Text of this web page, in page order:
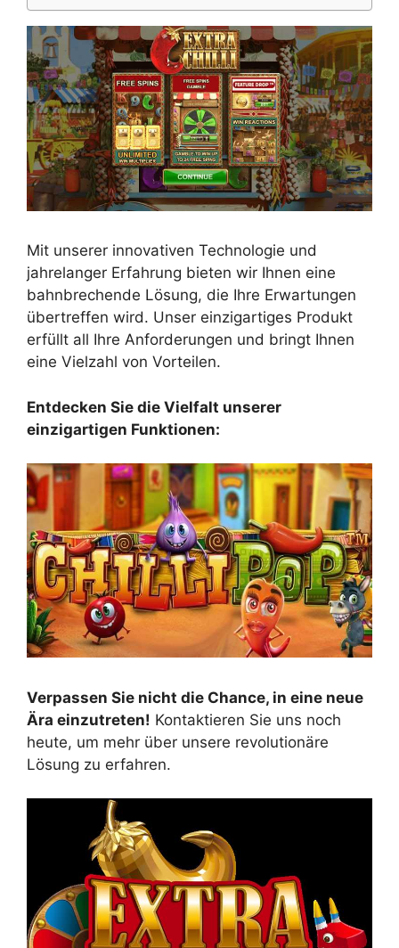
Mit unserer innovativen Technologie und
jahrelanger Erfahrung bieten wir Ihnen eine
bahnbrechende Lösung, die Ihre Erwartungen
übertreffen wird. Unser einzigartiges Produkt
erfüllt all Ihre Anforderungen und bringt Ihnen
eine Vielzahl von Vorteilen.
Entdecken Sie die Vielfalt unserer
einzigartigen Funktionen:
Verpassen Sie nicht die Chance, in eine neue
Ära einzutreten! Kontaktieren Sie uns noch
heute, um mehr über unsere revolutionäre
Lösung zu erfahren.